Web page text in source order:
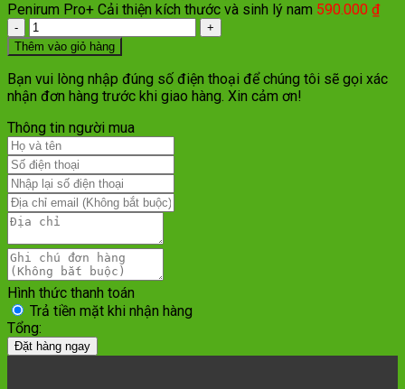
Penirum Pro+ Cải thiện kích thước và sinh lý nam 590.000 ₫
Số
lượng
Thêm vào giỏ hàng
Bạn vui lòng nhập đúng số điện thoại để chúng tôi sẽ gọi xác
nhận đơn hàng trước khi giao hàng. Xin cảm ơn!
Thông tin người mua
Hình thức thanh toán
Trả tiền mặt khi nhận hàng
Tổng:
Đặt hàng ngay